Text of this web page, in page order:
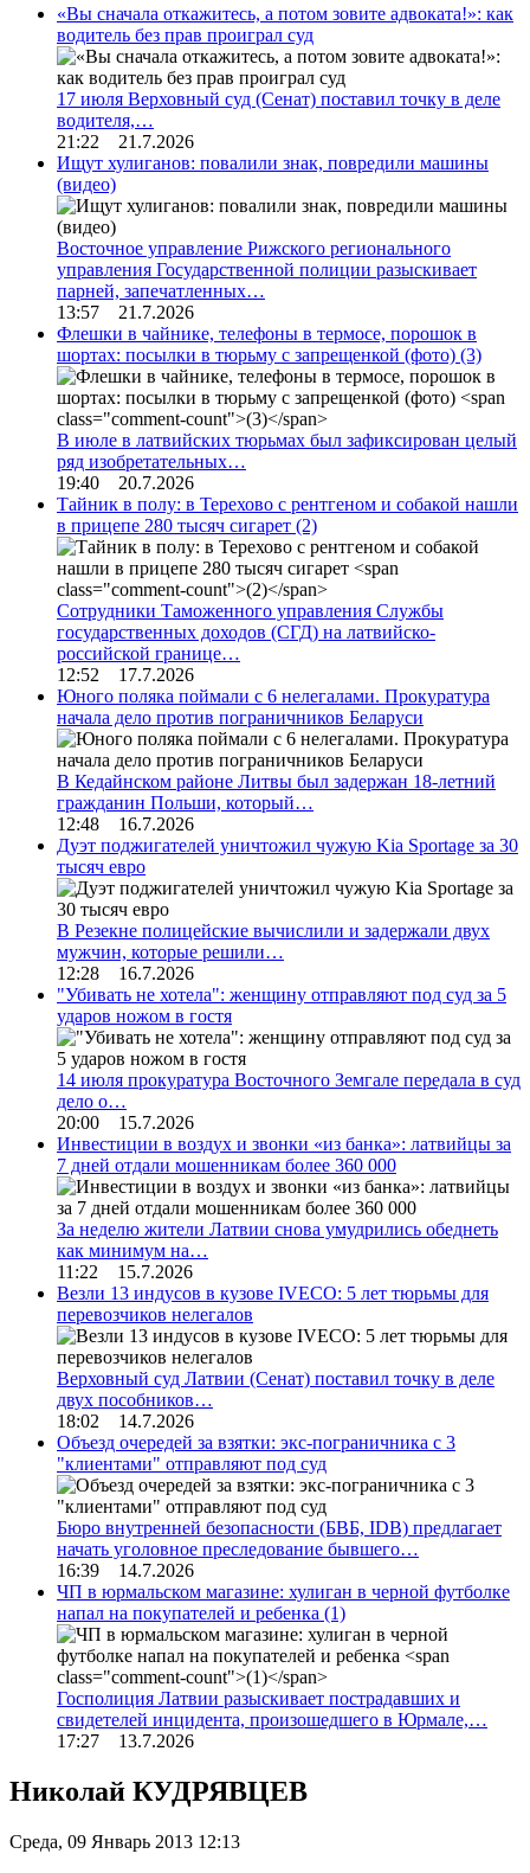
«Вы сначала откажитесь, а потом зовите адвоката!»: как
водитель без прав проиграл суд
17 июля Верховный суд (Сенат) поставил точку в деле
водителя,…
21:22 21.7.2026
Ищут хулиганов: повалили знак, повредили машины
(видео)
Восточное управление Рижского регионального
управления Государственной полиции разыскивает
парней, запечатленных…
13:57 21.7.2026
Флешки в чайнике, телефоны в термосе, порошок в
шортах: посылки в тюрьму с запрещенкой (фото) (3)
В июле в латвийских тюрьмах был зафиксирован целый
ряд изобретательных…
19:40 20.7.2026
Тайник в полу: в Терехово с рентгеном и собакой нашли
в прицепе 280 тысяч сигарет (2)
Сотрудники Таможенного управления Службы
государственных доходов (СГД) на латвийско-
российской границе…
12:52 17.7.2026
Юного поляка поймали с 6 нелегалами. Прокуратура
начала дело против пограничников Беларуси
В Кедайнском районе Литвы был задержан 18-летний
гражданин Польши, который…
12:48 16.7.2026
Дуэт поджигателей уничтожил чужую Kia Sportage за 30
тысяч евро
В Резекне полицейские вычислили и задержали двух
мужчин, которые решили…
12:28 16.7.2026
"Убивать не хотела": женщину отправляют под суд за 5
ударов ножом в гостя
14 июля прокуратура Восточного Земгале передала в суд
дело о…
20:00 15.7.2026
Инвестиции в воздух и звонки «из банка»: латвийцы за
7 дней отдали мошенникам более 360 000
За неделю жители Латвии снова умудрились обеднеть
как минимум на…
11:22 15.7.2026
Везли 13 индусов в кузове IVECO: 5 лет тюрьмы для
перевозчиков нелегалов
Верховный суд Латвии (Сенат) поставил точку в деле
двух пособников…
18:02 14.7.2026
Объезд очередей за взятки: экс-пограничника с 3
"клиентами" отправляют под суд
Бюро внутренней безопасности (БВБ, IDB) предлагает
начать уголовное преследование бывшего…
16:39 14.7.2026
ЧП в юрмальском магазине: хулиган в черной футболке
напал на покупателей и ребенка (1)
Госполиция Латвии разыскивает пострадавших и
свидетелей инцидента, произошедшего в Юрмале,…
17:27 13.7.2026
Николай КУДРЯВЦЕВ
Среда, 09 Январь 2013 12:13